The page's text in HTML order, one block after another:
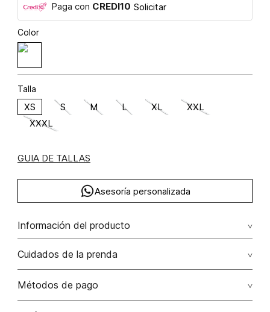
Paga con CREDI10 Solicitar
Color
Talla
XS S M L XL
XXL
XXXL
GUIA DE TALLAS
Asesoría personalizada
Información del producto
Blusa crop de tiras con entorche poliamida 77% elastano 23%
77.00% poliamida/polyamide23.00% elastano/elastane
Cuidados de la prenda
No dejar en remojo /lavar por separado / no utilizar
Métodos de pago